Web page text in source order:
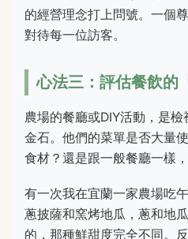
的經營理念打上問號。一個
對待每一位訪客。
心法三：評估餐飲的
農場的餐廳或DIY活動，是
金石。他們的菜單是否大量
食材？還是跟一般餐廳一樣
有一次我在宜蘭一家農場吃
蔥披薩和窯烤地瓜，蔥和地
的，那種鮮甜度完全不同。